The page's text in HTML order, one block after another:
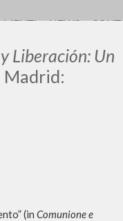
Liberación: Un
Madrid:
(in Comunione e
ENEWS